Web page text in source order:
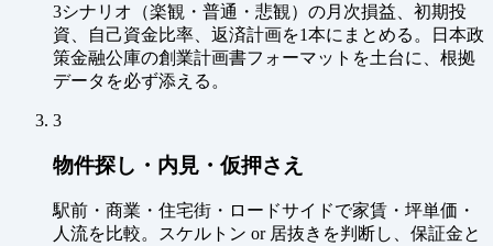
3シナリオ（楽観・普通・悲観）の月次損益、初期投
資、自己資金比率、返済計画を1本にまとめる。日本政
策金融公庫の創業計画書フォーマットを土台に、根拠
データを必ず添える。
3
物件探し・内見・仮押さえ
駅前・商業・住宅街・ロードサイドで家賃・坪単価・
人流を比較。スケルトン or 居抜きを判断し、保証金と